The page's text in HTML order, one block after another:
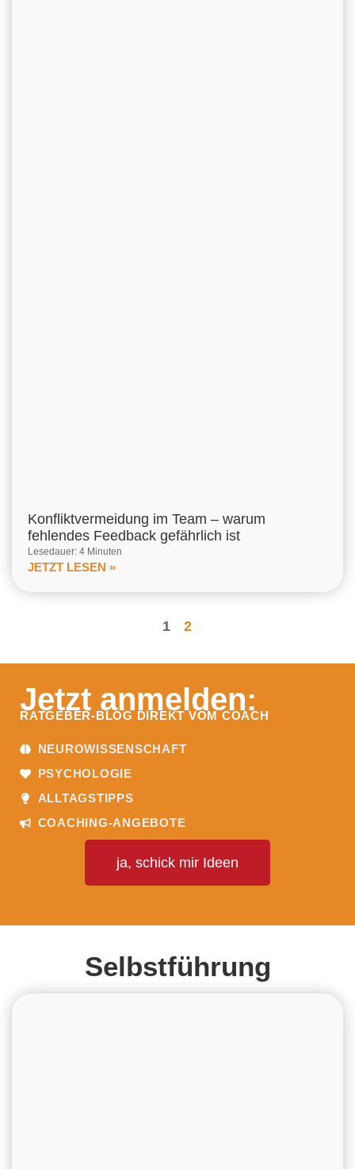
Konfliktvermeidung im Team – warum
fehlendes Feedback gefährlich ist
Lesedauer: 4 Minuten
JETZT LESEN »
1 2
Jetzt anmelden:
RATGEBER-BLOG DIREKT VOM COACH
NEUROWISSENSCHAFT
PSYCHOLOGIE
ALLTAGSTIPPS
COACHING-ANGEBOTE
ja, schick mir Ideen
Selbstführung